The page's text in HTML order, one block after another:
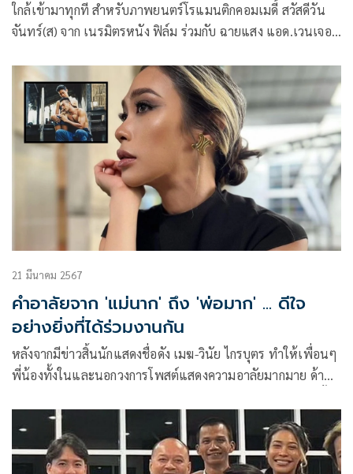
ใกล้เข้ามาทุกที สำหรับภาพยนตร์โรแมนติกคอมเมดี้ สวัสดีวัน
จันทร์(ส) จาก เนรมิตรหนัง ฟิล์ม ร่วมกับ ฉายแสง แอด.เวนเจอร์
เจ๋ง โอบ-โอบนิธิ วิวรรธนวรางค์ ประกบคู่กับนางเอกสาวดาวรุ่ง
พีพี-ปุญญ์ปรีดี คุ้มพร้อม รอดสวาสดิ์ ร่วมด้วย ปูน มิตรภักดี, วิค
เตอร์-ชัชชวิศ เตชะรักษ์พงศ์ และ เบล-วริศรา จิตปรีดาสกุล มา
ร่วมตกอยู่ในวังวนติดลูปที่แสนจะวุ่นวายในครั้งนี้
21 มีนาคม 2567
คำอาลัยจาก 'แม่นาก' ถึง 'พ่อมาก' ... ดีใจ
อย่างยิ่งที่ได้ร่วมงานกัน
หลังจากมีข่าวสิ้นนักแสดงชื่อดัง เมฆ-วินัย ไกรบุตร ทำให้เพื่อนๆ
พี่น้องทั้งในและนอกวงการโพสต์แสดงความอาลัยมากมาย ด้าน
ตนได้ทำงานร่วมกับเมฆ